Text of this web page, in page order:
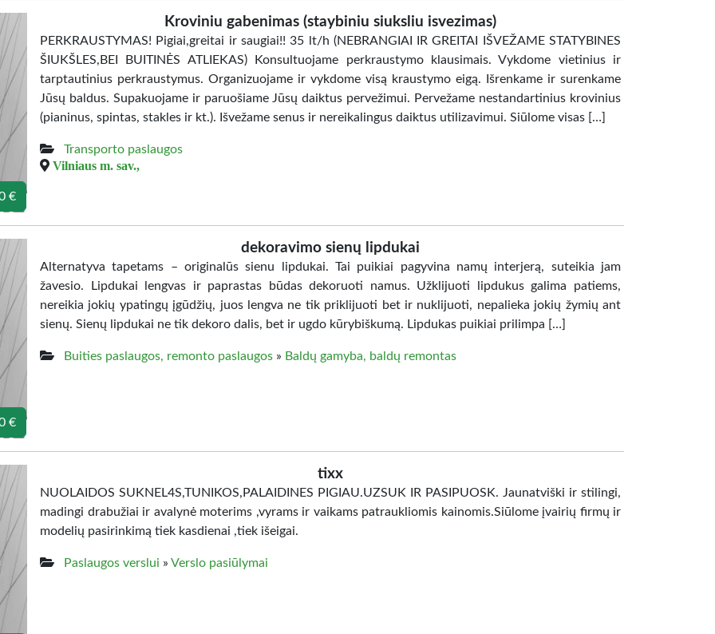
€
Kroviniu gabenimas (staybiniu siuksliu isvezimas)
PERKRAUSTYMAS! Pigiai,greitai ir saugiai!! 35 lt/h (NEBRANGIAI IR GREITAI IŠVEŽAME STATYBINES
ŠIUKŠLES,BEI BUITINĖS ATLIEKAS) Konsultuojame perkraustymo klausimais. Vykdome vietinius ir
tarptautinius perkraustymus. Organizuojame ir vykdome visą kraustymo eigą. Išrenkame ir surenkame
Jūsų baldus. Supakuojame ir paruošiame Jūsų daiktus pervežimui. Pervežame nestandartinius krovinius
(pianinus, spintas, stakles ir kt.). Išvežame senus ir nereikalingus daiktus utilizavimui. Siūlome visas […]
Transporto paslaugos
Vilniaus m. sav.,
€
dekoravimo sienų lipdukai
Alternatyva tapetams – originalūs sienu lipdukai. Tai puikiai pagyvina namų interjerą, suteikia jam
žavesio. Lipdukai lengvas ir paprastas būdas dekoruoti namus. Užklijuoti lipdukus galima patiems,
nereikia jokių ypatingų įgūdžių, juos lengva ne tik priklijuoti bet ir nuklijuoti, nepalieka jokių žymių ant
sienų. Sienų lipdukai ne tik dekoro dalis, bet ir ugdo kūrybiškumą. Lipdukas puikiai prilimpa […]
Buities paslaugos, remonto paslaugos » Baldų gamyba, baldų remontas
tixx
NUOLAIDOS SUKNEL4S,TUNIKOS,PALAIDINES PIGIAU.UZSUK IR PASIPUOSK. Jaunatviški ir stilingi,
madingi drabužiai ir avalynė moterims ,vyrams ir vaikams patraukliomis kainomis.Siūlome įvairių firmų ir
modelių pasirinkimą tiek kasdienai ,tiek išeigai.
Paslaugos verslui » Verslo pasiūlymai